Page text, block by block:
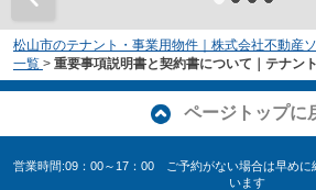
松山市のテナント・事業用物件｜株式会社不動産
一覧 > 重要事項説明書と契約書について｜テナント
ページトップに
営業時間:09：00～17：00 ご予約がない場合は早めに
います